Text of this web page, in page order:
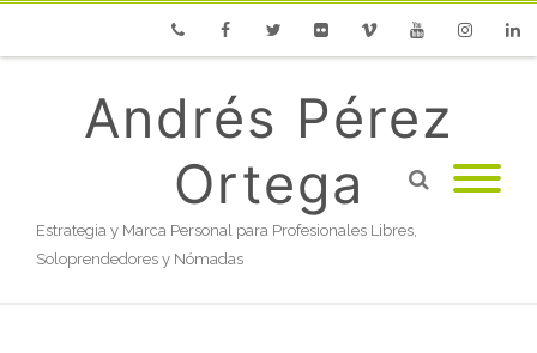
Andrés Pérez
Ortega
Estrategia y Marca Personal para Profesionales Libres,
Soloprendedores y Nómadas